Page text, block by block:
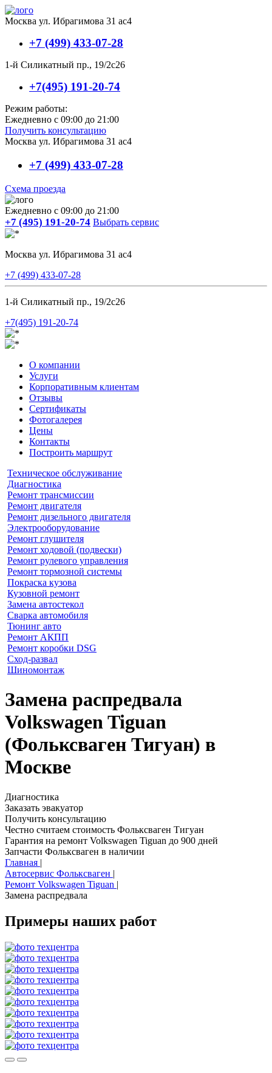
Москва ул. Ибрагимова 31 ас4
+7 (499) 433-07-28
1-й Силикатный пр., 19/2с26
+7(495) 191-20-74
Режим работы:
Ежедневно с 09:00 до 21:00
Получить консультацию
Москва ул. Ибрагимова 31 ас4
+7 (499) 433-07-28
Схема проезда
Ежедневно с 09:00 до 21:00
+7 (495) 191-20-74 Выбрать сервис
Москва ул. Ибрагимова 31 ас4
+7 (499) 433-07-28
1-й Силикатный пр., 19/2с26
+7(495) 191-20-74
О компании
Услуги
Корпоративным клиентам
Отзывы
Сертификаты
Фотогалерея
Цены
Контакты
Построить маршрут
Техническое обслуживание
Диагностика
Ремонт трансмиссии
Ремонт двигателя
Ремонт дизельного двигателя
Электрооборудование
Ремонт глушителя
Ремонт ходовой (подвески)
Ремонт рулевого управления
Ремонт тормозной системы
Покраска кузова
Кузовной ремонт
Замена автостекол
Сварка автомобиля
Тюнинг авто
Ремонт АКПП
Ремонт коробки DSG
Сход-развал
Шиномонтаж
Замена распредвала
Volkswagen Tiguan
(Фольксваген Тигуан) в
Москве
Диагностика
Заказать эвакуатор
Получить консультацию
Честно считаем стоимость Фольксваген Тигуан
Гарантия на ремонт Volkswagen Tiguan до 900 дней
Запчасти Фольксваген в наличии
Главная |
Автосервис Фольксваген |
Ремонт Volkswagen Tiguan |
Замена распредвала
Примеры наших работ